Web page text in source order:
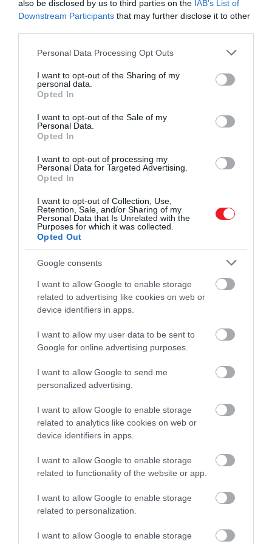
also be disclosed by us to third parties on the IAB’s List of
Downstream Participants that may further disclose it to other
Please note that this website/app uses one or more Google
not limited to your visit or usage behaviour. You may click to
grant or deny consent to Google and its third-party tags to
use your data for below specified purposes in below Google
consent section.
Personal Data Processing Opt Outs
I want to opt-out of the Sharing of my
personal data.
Opted In
I want to opt-out of the Sale of my
Personal Data.
Opted In
I want to opt-out of processing my
Personal Data for Targeted Advertising.
Opted In
I want to opt-out of Collection, Use,
Retention, Sale, and/or Sharing of my
Personal Data that Is Unrelated with the
Purposes for which it was collected.
Opted Out
Google consents
I want to allow Google to enable storage
related to advertising like cookies on web or
device identifiers in apps.
I want to allow my user data to be sent to
Google for online advertising purposes.
I want to allow Google to send me
personalized advertising.
I want to allow Google to enable storage
related to analytics like cookies on web or
device identifiers in apps.
I want to allow Google to enable storage
related to functionality of the website or app.
I want to allow Google to enable storage
related to personalization.
I want to allow Google to enable storage
teljes leírását. A kutatók megállapította, hogy az állat
valószínűleg körülbelül 9-10 méter hosszúra
nőhetett - valamivel nagyobbra, mint egy orca. A
koponyája azonban majdnem kétszer olyan hosszú
többi moszaszaurusztól eltérően, amelyeknek
karcsú pofájuk volt, a Thalassotitan állkapcsa széles
tökéletesek lehettek a zsákmány megragadására és
széttépésére.
És ezek a fogak egy másik nyomot is tartalmaztak
az állat táplálkozására vonatkozóan: sok közülük
keletkezhettek egy túlnyomórészt puha
zsákmányból álló étrend miatt. A kutatók szerint ez
arra utal, hogy a Thalassotitan kemény felületeken,
például teknőspáncélokon és más, talán félénkebb
moszaszauruszok csontjain csorbította és törte
fogait. Ezt támasztják alá a Thalassotitan
maradványai közelében talált más fosszíliák is: nagy
ragadozóhalak csontjai, egy tengeri teknős páncélja,
különböző mosasauruszfaj csontjai. Ezek a
maradványok mind savas kopás nyomait mutatják,
ahogyan az egy óriási állat gyomrában az emésztő
savak hatására várható, mielőtt visszahánynák őket.
Ez közvetett bizonyíték, jegyzik meg a kutatók; de
így is elég érdekes. A kréta időszak utolsó 25 millió
évében a moszaszauruszok egyre specializáltabbá
és változatosabbá váltak. A Thalassotitan felfedezése
azt sugallja, hogy a mosasauruszok még
változatosabbak voltak, mint gondoltuk - és hogy
ökoszisztémájuk élő és virágzó volt, elég sokféle
zsákmánnyal ahhoz, hogy támogassa ezt a
következményekkel jár a 65 millió évvel ezelőtti